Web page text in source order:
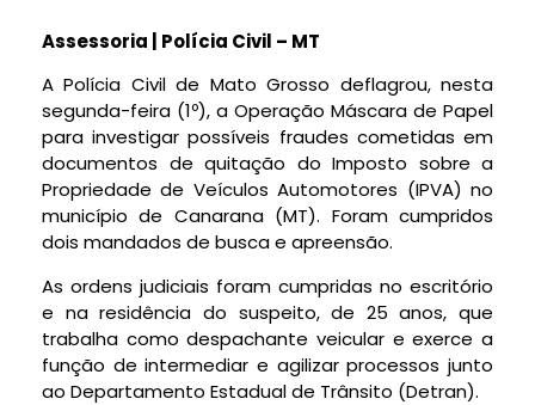
Assessoria | Polícia Civil – MT
A Polícia Civil de Mato Grosso deflagrou, nesta
segunda-feira (1º), a Operação Máscara de Papel
para investigar possíveis fraudes cometidas em
documentos de quitação do Imposto sobre a
Propriedade de Veículos Automotores (IPVA) no
município de Canarana (MT). Foram cumpridos
dois mandados de busca e apreensão.
As ordens judiciais foram cumpridas no escritório
e na residência do suspeito, de 25 anos, que
trabalha como despachante veicular e exerce a
função de intermediar e agilizar processos junto
ao Departamento Estadual de Trânsito (Detran).